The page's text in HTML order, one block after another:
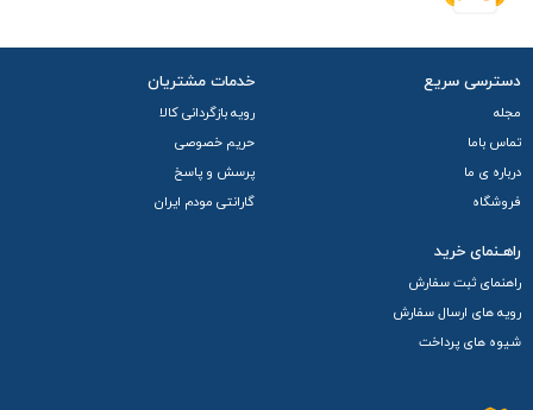
دسترسی سریع
مجله
تماس باما
درباره ی ما
فروشگاه
خدمات مشتریان
رویه بازگردانی کالا
حریم خصوصی
پرسش و پاسخ
گارانتی مودم ایران
راهـنمای خرید
راهنمای ثبت سفارش
رویه های ارسال سفارش
شیوه های پرداخت